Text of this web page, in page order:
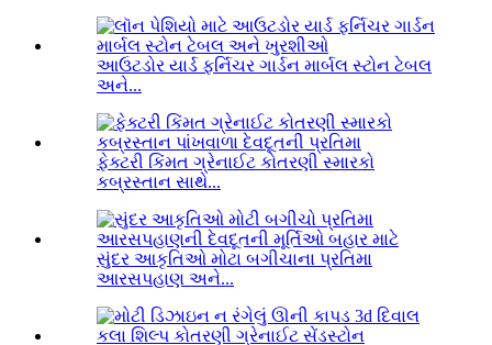
આઉટડોર યાર્ડ ફર્નિચર ગાર્ડન માર્બલ સ્ટોન ટેબલ
અને...
ફેક્ટરી કિંમત ગ્રેનાઈટ કોતરણી સ્મારકો
કબ્રસ્તાન સાથે...
સુંદર આકૃતિઓ મોટા બગીચાના પ્રતિમા
આરસપહાણ અને...